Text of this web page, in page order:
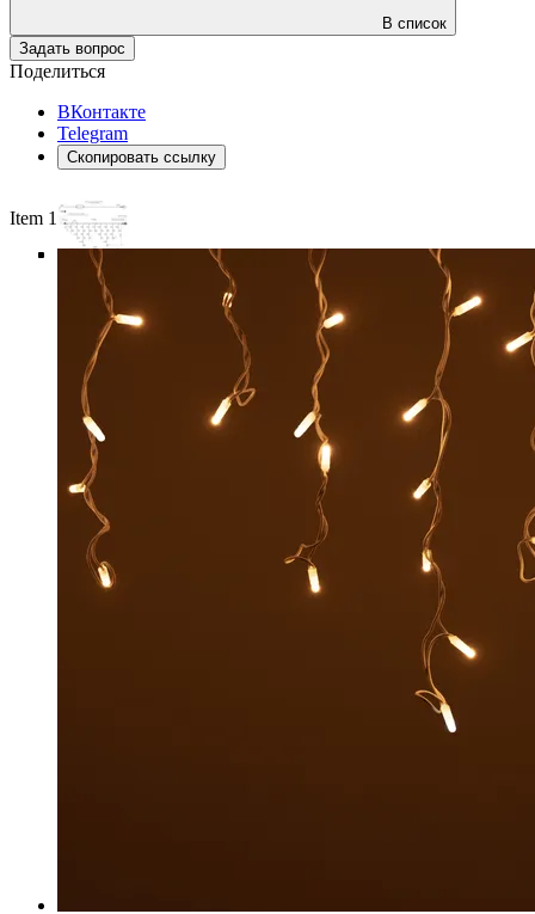
В список
Задать вопрос
Поделиться
ВКонтакте
Telegram
Скопировать ссылку
Item 1 of 6